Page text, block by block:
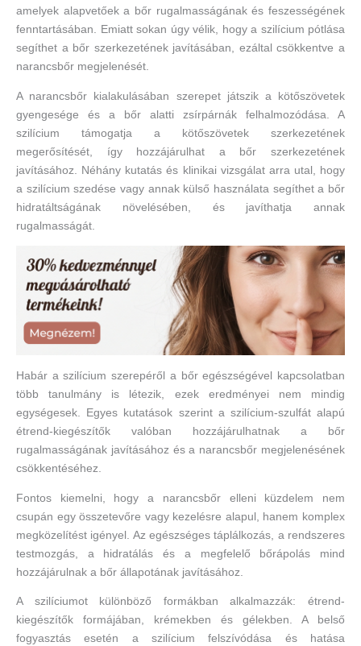
amelyek alapvetőek a bőr rugalmasságának és feszességének
fenntartásában. Emiatt sokan úgy vélik, hogy a szilícium pótlása
segíthet a bőr szerkezetének javításában, ezáltal csökkentve a
narancsbőr megjelenését.
A narancsbőr kialakulásában szerepet játszik a kötőszövetek
gyengesége és a bőr alatti zsírpárnák felhalmozódása. A
szilícium támogatja a kötőszövetek szerkezetének
megerősítését, így hozzájárulhat a bőr szerkezetének
javításához. Néhány kutatás és klinikai vizsgálat arra utal, hogy
a szilícium szedése vagy annak külső használata segíthet a bőr
hidratáltságának növelésében, és javíthatja annak
rugalmasságát.
Habár a szilícium szerepéről a bőr egészségével kapcsolatban
több tanulmány is létezik, ezek eredményei nem mindig
egységesek. Egyes kutatások szerint a szilícium-szulfát alapú
étrend-kiegészítők valóban hozzájárulhatnak a bőr
rugalmasságának javításához és a narancsbőr megjelenésének
csökkentéséhez.
Fontos kiemelni, hogy a narancsbőr elleni küzdelem nem
csupán egy összetevőre vagy kezelésre alapul, hanem komplex
megközelítést igényel. Az egészséges táplálkozás, a rendszeres
testmozgás, a hidratálás és a megfelelő bőrápolás mind
hozzájárulnak a bőr állapotának javításához.
A szilíciumot különböző formákban alkalmazzák: étrend-
kiegészítők formájában, krémekben és gélekben. A belső
fogyasztás esetén a szilícium felszívódása és hatása